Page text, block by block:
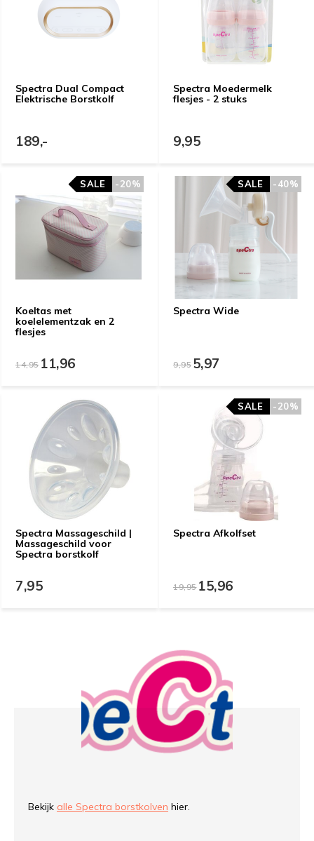
Spectra Dual Compact
Elektrische Borstkolf
189,-
Spectra Moedermelk
flesjes - 2 stuks
9,95
Koeltas met
koelelementzak en 2
flesjes
14,9511,96
-20%
SALE -20%
SALE
Spectra Wide
9,955,97
-40%
SALE -40%
SALE
Spectra Massageschild |
Massageschild voor
Spectra borstkolf
7,95
Spectra Afkolfset
19,9515,96
-20%
SALE -20%
SALE
Bekijk alle Spectra borstkolven hier.